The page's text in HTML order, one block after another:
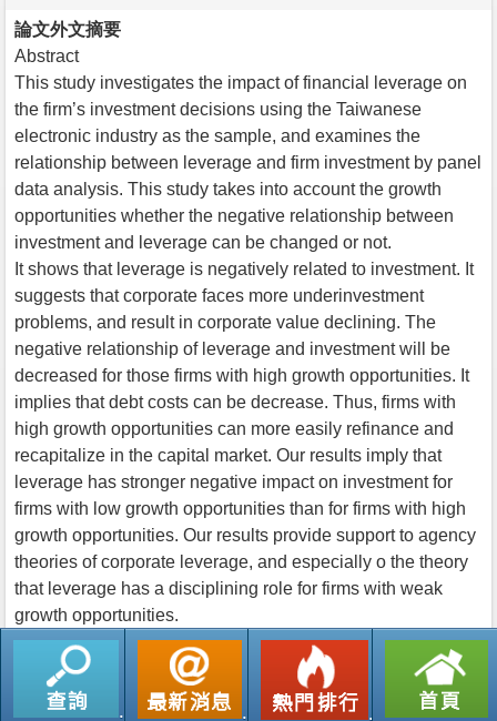
論文外文摘要
Abstract
This study investigates the impact of financial leverage on
the firm’s investment decisions using the Taiwanese
electronic industry as the sample, and examines the
relationship between leverage and firm investment by panel
data analysis. This study takes into account the growth
opportunities whether the negative relationship between
investment and leverage can be changed or not.
It shows that leverage is negatively related to investment. It
suggests that corporate faces more underinvestment
problems, and result in corporate value declining. The
negative relationship of leverage and investment will be
decreased for those firms with high growth opportunities. It
implies that debt costs can be decrease. Thus, firms with
high growth opportunities can more easily refinance and
recapitalize in the capital market. Our results imply that
leverage has stronger negative impact on investment for
firms with low growth opportunities than for firms with high
growth opportunities. Our results provide support to agency
theories of corporate leverage, and especially o the theory
that leverage has a disciplining role for firms with weak
growth opportunities.
返回列表